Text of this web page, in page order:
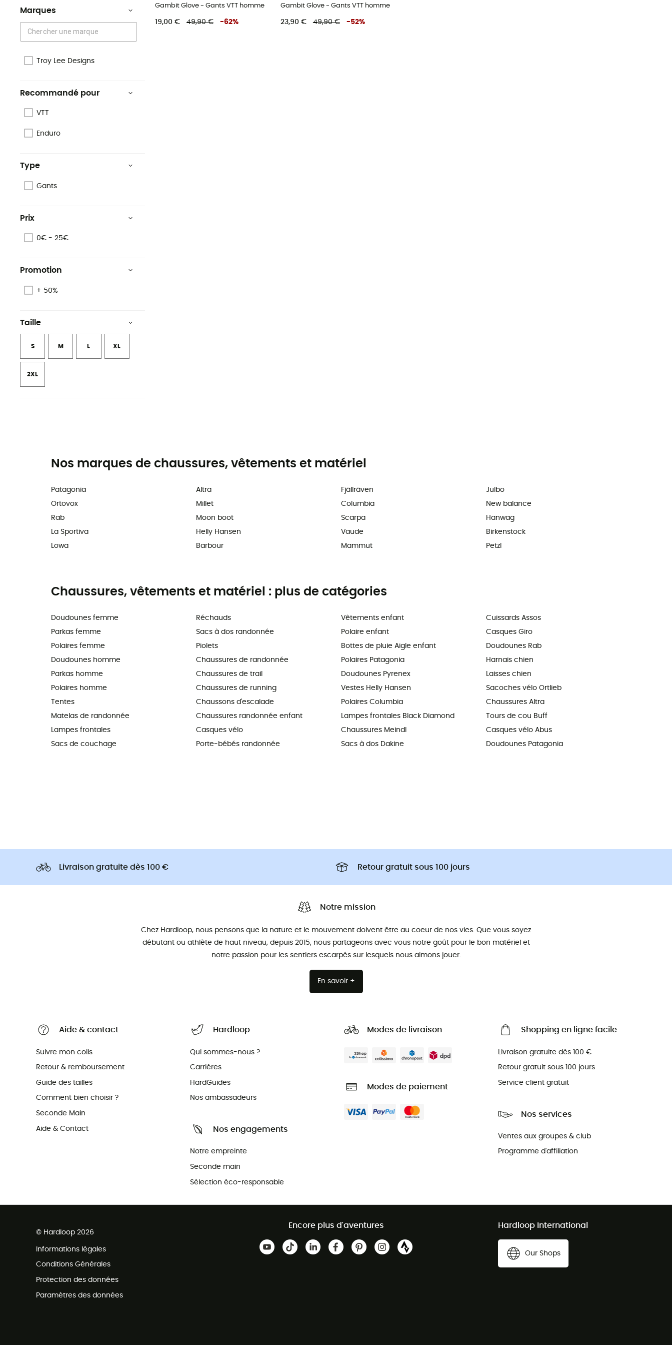
Marques
Troy Lee Designs
Recommandé pour
VTT
Enduro
Type
Gants
Prix
0€ - 25€
Promotion
+ 50%
Taille
S M L XL
2XL
Gambit Glove - Gants VTT homme
19,00 € 49,90 € -62%
Gambit Glove - Gants VTT homme
23,90 € 49,90 € -52%
Nos marques de chaussures, vêtements et matériel
Patagonia
Ortovox
Rab
La Sportiva
Lowa
Altra
Millet
Moon boot
Helly Hansen
Barbour
Fjällräven
Columbia
Scarpa
Vaude
Mammut
Julbo
New balance
Hanwag
Birkenstock
Petzl
Chaussures, vêtements et matériel : plus de catégories
Doudounes femme
Parkas femme
Polaires femme
Doudounes homme
Parkas homme
Polaires homme
Tentes
Matelas de randonnée
Lampes frontales
Sacs de couchage
Réchauds
Sacs à dos randonnée
Piolets
Chaussures de randonnée
Chaussures de trail
Chaussures de running
Chaussons d'escalade
Chaussures randonnée enfant
Casques vélo
Porte-bébés randonnée
Vêtements enfant
Polaire enfant
Bottes de pluie Aigle enfant
Polaires Patagonia
Doudounes Pyrenex
Vestes Helly Hansen
Polaires Columbia
Lampes frontales Black Diamond
Chaussures Meindl
Sacs à dos Dakine
Cuissards Assos
Casques Giro
Doudounes Rab
Harnais chien
Laisses chien
Sacoches vélo Ortlieb
Chaussures Altra
Tours de cou Buff
Casques vélo Abus
Doudounes Patagonia
Livraison gratuite dès 100 € Retour gratuit sous 100 jours
Notre mission
Chez Hardloop, nous pensons que la nature et le mouvement doivent être au coeur de nos vies. Que vous soyez
débutant ou athlète de haut niveau, depuis 2015, nous partageons avec vous notre goût pour le bon matériel et
notre passion pour les sentiers escarpés sur lesquels nous aimons jouer.
En savoir +
Aide & contact
Suivre mon colis
Retour & remboursement
Guide des tailles
Comment bien choisir ?
Seconde Main
Aide & Contact
Hardloop
Qui sommes-nous ?
Carrières
HardGuides
Nos ambassadeurs
Nos engagements
Notre empreinte
Seconde main
Sélection éco-responsable
Modes de livraison
Modes de paiement
Shopping en ligne facile
Livraison gratuite dès 100 €
Retour gratuit sous 100 jours
Service client gratuit
Nos services
Ventes aux groupes & club
Programme d'affiliation
© Hardloop 2026
Informations légales
Conditions Générales
Protection des données
Paramètres des données
Encore plus d'aventures Hardloop International
Our Shops